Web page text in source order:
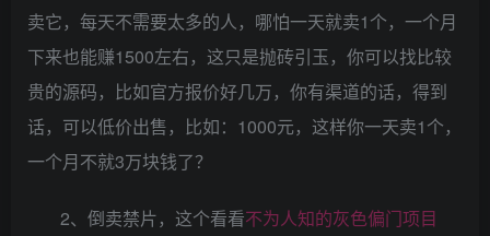
卖它，每天不需要太多的人，哪怕一天就卖1个，一个月
下来也能赚1500左右，这只是抛砖引玉，你可以找比较
贵的源码，比如官方报价好几万，你有渠道的话，得到
话，可以低价出售，比如：1000元，这样你一天卖1个，
一个月不就3万块钱了？
2、倒卖禁片，这个看看不为人知的灰色偏门项目